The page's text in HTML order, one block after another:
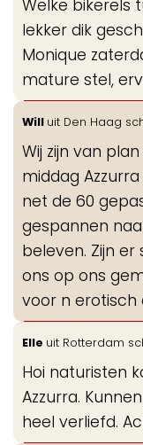
Welke bikerels
lekker dik
Monique
mature stel,
Will uit Den Haag
Wij zijn van
middag
net de 60
gespannen
beleven. Zijn
ons op ons
voor n
Elle uit Rotterdam
Hoi naturisten
Azzurra.
heel verliefd.